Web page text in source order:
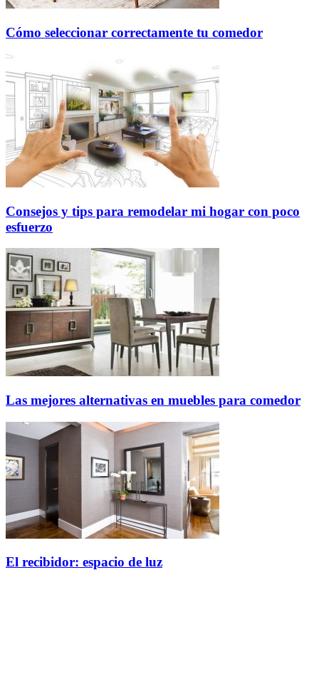
Cómo seleccionar correctamente tu comedor
Consejos y tips para remodelar mi hogar con poco
esfuerzo
Las mejores alternativas en muebles para comedor
El recibidor: espacio de luz